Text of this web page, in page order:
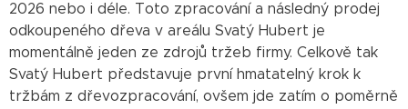
2026 nebo i déle. Toto zpracování a následný prodej
odkoupeného dřeva v areálu Svatý Hubert je
momentálně jeden ze zdrojů tržeb firmy. Celkově tak
Svatý Hubert představuje první hmatatelný krok k
tržbám z dřevozpracování, ovšem jde zatím o poměrně